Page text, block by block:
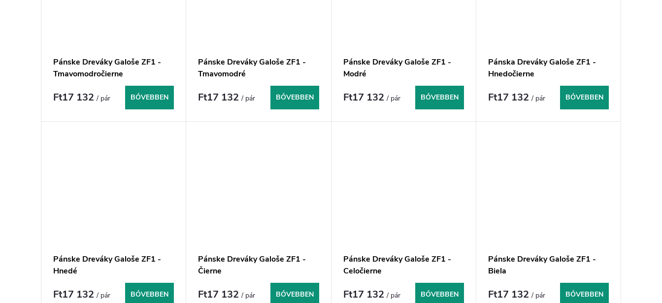
Pánske Dreváky Galoše ZF1 -
Tmavomodročierne
Ft17 132/ pár BŐVEBBEN
Pánske Dreváky Galoše ZF1 -
Tmavomodré
Ft17 132/ pár BŐVEBBEN
Pánske Dreváky Galoše ZF1 -
Modré
Ft17 132/ pár BŐVEBBEN
Pánska Dreváky Galoše ZF1 -
Hnedočierne
Ft17 132/ pár BŐVEBBEN
Pánske Dreváky Galoše ZF1 -
Hnedé
Ft17 132/ pár BŐVEBBEN
Pánske Dreváky Galoše ZF1 -
Čierne
Ft17 132/ pár BŐVEBBEN
Pánske Dreváky Galoše ZF1 -
Celočierne
Ft17 132/ pár BŐVEBBEN
Pánske Dreváky Galoše ZF1 -
Biela
Ft17 132/ pár BŐVEBBEN